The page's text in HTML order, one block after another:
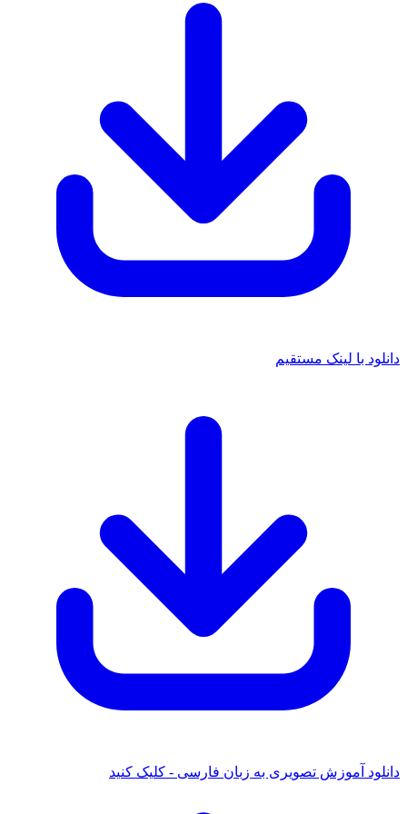
با لینک مستقیم
آموزش تصویری به زبان فارسی - کلیک کنید